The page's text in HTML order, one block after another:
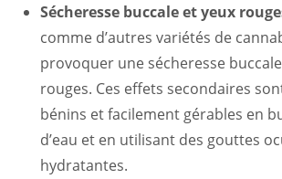
Sécheresse buccale et yeux
comme d’autres variétés de
provoquer une sécheresse
rouges. Ces effets secondaires
bénins et facilement gérables en
d’eau et en utilisant des gouttes
hydratantes.